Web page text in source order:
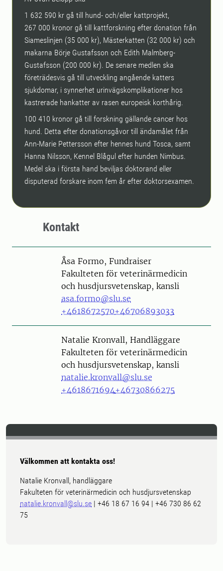
1 632 590 kr gå till hund- och/eller kattprojekt,
267 000 kronor gå till kattforskning efter donation från
Siameslinjen (35 000 kr), Mästerkatten (32 000 kr) och
makarna Börje Gustafsson och Edith Malmberg-
Gustafsson (200 000 kr). De senare medlen ska
företrädesvis gå till utveckling angående katters
sjukdomar, i synnerhet urinvägskomplikationer hos
kastrerade hankatter av rasen europeisk korthårig.
100 410 kronor gå till forskning gällande cancer hos
hund. Detta efter donationsgåvor till ändamålet från
Ann-Marie Pettersson efter hennes hund Tosca, samt
Hanna Nilsson, Kennel Blågul efter hunden Nimbus.
Medel ska i första hand beviljas doktorand eller
disputerad forskare inom fem år efter doktorsexamen.
Kontakt
PersonÅsa Formo, Fundraiser
Fakulteten för veterinärmedicin
och husdjursvetenskap, kansli
asa.formo@slu.se
+4618672570+46706893033
PersonNatalie Kronvall, Handläggare
Fakulteten för veterinärmedicin
och husdjursvetenskap, kansli
natalie.kronvall@slu.se
+4618671694+46730866275
Välkommen att kontakta oss!
Natalie Kronvall, handläggare
Fakulteten för veterinärmedicin och husdjursvetenskap
natalie.kronvall@slu.se | +46 18 67 16 94 | +46 730 86 62
75